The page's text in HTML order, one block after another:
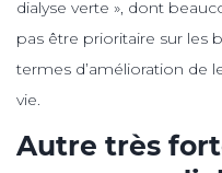
dialyse verte », dont
pas être prioritaire sur les
termes d’amélioration de
vie.
Autre très